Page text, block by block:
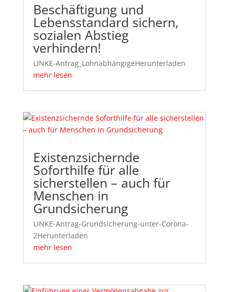
Beschäftigung und
Lebensstandard sichern,
sozialen Abstieg
verhindern!
LINKE-Antrag_LohnabhängigeHerunterladen
mehr lesen
Existenzsichernde
Soforthilfe für alle
sicherstellen – auch für
Menschen in
Grundsicherung
LINKE-Antrag-Grundsicherung-unter-Corona-
2Herunterladen
mehr lesen